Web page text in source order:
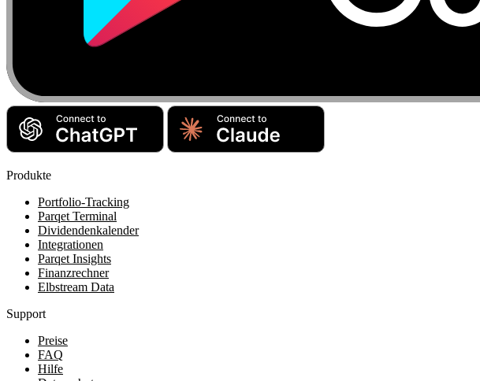
Produkte
Portfolio-Tracking
Parqet Terminal
Dividendenkalender
Integrationen
Parqet Insights
Finanzrechner
Elbstream Data
Support
Preise
FAQ
Hilfe